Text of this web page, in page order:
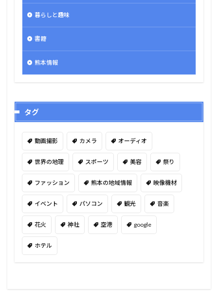
暮らしと趣味
書籍
熊本情報
タグ
動画撮影 カメラ オーディオ
世界の地理 スポーツ 美容 祭り
ファッション 熊本の地域情報 映像機材
イベント パソコン 観光 音楽
花火 神社 空港 google
ホテル